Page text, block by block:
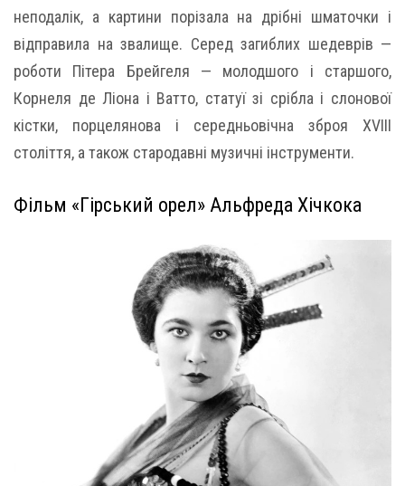
неподалік, а картини порізала на дрібні шматочки і
відправила на звалище. Серед загиблих шедеврів —
роботи Пітера Брейгеля — молодшого і старшого,
Корнеля де Ліона і Ватто, статуї зі срібла і слонової
кістки, порцелянова і середньовічна зброя XVIII
століття, а також стародавні музичні інструменти.
Фільм «Гірський орел» Альфреда Хічкока